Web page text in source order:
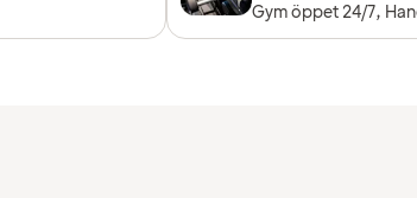
Gym öppet 24/7,
Träningsmaskiner,